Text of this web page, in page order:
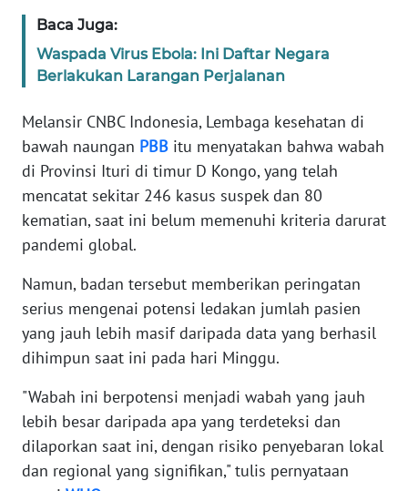
Baca Juga:
Waspada Virus Ebola: Ini Daftar Negara
Berlakukan Larangan Perjalanan
Melansir CNBC Indonesia, Lembaga kesehatan di
bawah naungan PBB itu menyatakan bahwa wabah
di Provinsi Ituri di timur D Kongo, yang telah
mencatat sekitar 246 kasus suspek dan 80
kematian, saat ini belum memenuhi kriteria darurat
pandemi global.
Namun, badan tersebut memberikan peringatan
serius mengenai potensi ledakan jumlah pasien
yang jauh lebih masif daripada data yang berhasil
dihimpun saat ini pada hari Minggu.
"Wabah ini berpotensi menjadi wabah yang jauh
lebih besar daripada apa yang terdeteksi dan
dilaporkan saat ini, dengan risiko penyebaran lokal
dan regional yang signifikan," tulis pernyataan
TENTANG
SIBER
REDAKSI
KARIR
News
Regional
WN
SUMUT
WN